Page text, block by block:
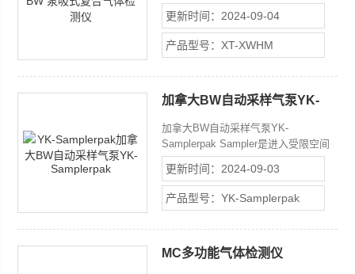
碳、可燃气体和氧气 单按钮操作，简
单易用. 小巧、舒适，并可在恶劣的野
外条件下使用。防水设计,内置防震外
罩.
更新时间：2024-09-04
产品型号：XT-XWHM
加拿大BW自动采样气泵YK-
加拿大BW自动采样气泵YK-
Samplerpak Sampler是进入受限空间
的一种理想附件，可用于大多数BW单
气体检测仪，只需要将其连接到检测仪
并激活连续远程采样即可。
更新时间：2024-09-03
产品型号：YK-Samplerpak
MC多功能气体检测仪